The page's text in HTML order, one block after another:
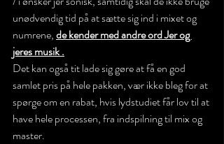
unødvendig tid på at sætte sig ind i mixet og
numrene, de kender med andre ord Jer og
jeres musik .
Det kan også tit lade sig gøre at få en god
samlet pris på hele pakken, vær ikke bleg for at
spørge om en rabat, hvis lydstudiet får lov til at
have hele processen, fra indspilning til mix og
master.